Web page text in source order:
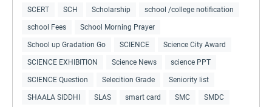
SCERT SCH Scholarship school /college notification
school Fees School Morning Prayer
School up Gradation Go SCIENCE Science City Award
SCIENCE EXHIBITION Science News science PPT
SCIENCE Question Selecition Grade Seniority list
SHAALA SIDDHI SLAS smart card SMC SMDC